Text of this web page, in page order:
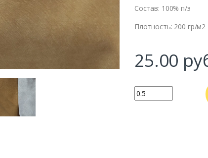
Состав: 100% п/э
Плотность: 200 гр/м2
25.00
Количество